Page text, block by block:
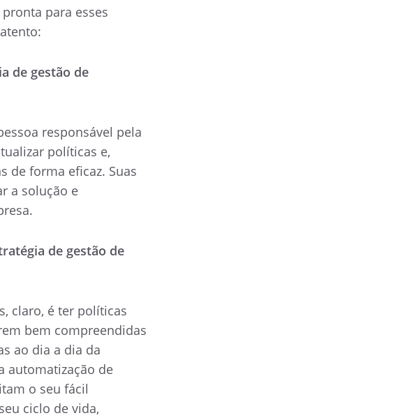
para esses
de gestão de
responsável pela
políticas e,
de forma eficaz. Suas
a solução e
de gestão de
claro, é ter políticas
bem compreendidas
ao dia a dia da
automatização de
o seu fácil
ciclo de vida,